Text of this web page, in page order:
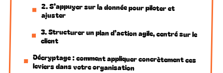
2. S’appuyer sur la donnée pour piloter et
ajuster
3. Structurer un plan d’action agile, centré sur le
client
Décryptage : comment appliquer concrètement ces
leviers dans votre organisation